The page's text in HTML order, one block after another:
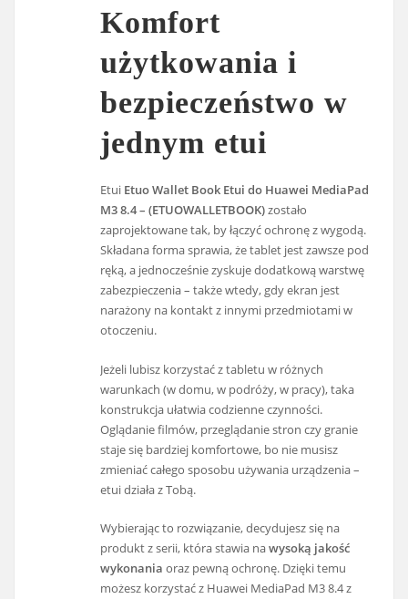
Komfort
użytkowania i
bezpieczeństwo w
jednym etui
Etui Etuo Wallet Book Etui do Huawei MediaPad
M3 8.4 – (ETUOWALLETBOOK)zostało
zaprojektowane tak, by łączyć ochronę z wygodą.
Składana forma sprawia, że tablet jest zawsze pod
ręką, a jednocześnie zyskuje dodatkową warstwę
zabezpieczenia – także wtedy, gdy ekran jest
narażony na kontakt z innymi przedmiotami w
otoczeniu.
Jeżeli lubisz korzystać z tabletu w różnych
warunkach (w domu, w podróży, w pracy), taka
konstrukcja ułatwia codzienne czynności.
Oglądanie filmów, przeglądanie stron czy granie
staje się bardziej komfortowe, bo nie musisz
zmieniać całego sposobu używania urządzenia –
etui działa z Tobą.
Wybierając to rozwiązanie, decydujesz się na
produkt z serii, która stawia nawysoką jakość
wykonania oraz pewną ochronę. Dzięki temu
możesz korzystać z Huawei MediaPad M3 8.4 z